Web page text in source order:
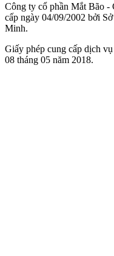
Công ty cổ phần Mắt Bão -
cấp ngày 04/09/2002 bởi
Minh.
Giấy phép cung cấp dịch
08 tháng 05 năm 2018.